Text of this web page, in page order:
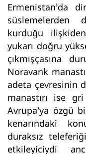
Ermenistan’da
kurduğu
yukarı doğru
çıkmışçasına
Noravank
adeta çevresinin
manastırı ise
Avrupa’ya özgü
kenarındaki
duraksız
etkileyiciydi